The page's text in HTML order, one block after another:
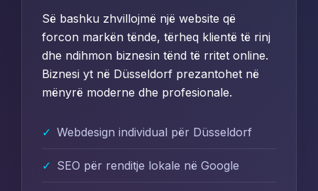
Së bashku zhvillojmë një website që
forcon markën tënde, tërheq klientë të rinj
dhe ndihmon biznesin tënd të rritet online.
Biznesi yt në Düsseldorf prezantohet në
mënyrë moderne dhe profesionale.
Webdesign individual për Düsseldorf
SEO për renditje lokale në Google